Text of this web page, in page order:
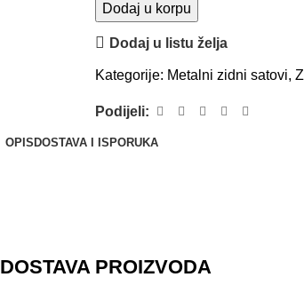
Dodaj u korpu
Dodaj u listu želja
Kategorije: Metalni zidni satovi,
Podijeli:
OPIS DOSTAVA I ISPORUKA
DOSTAVA PROIZVODA